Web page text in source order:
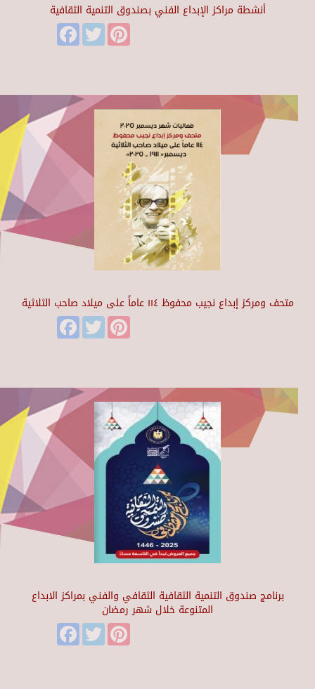
أنشطة مراكز الإبداع الفني بصندوق التنمية الثقافية
FacebookTwitter
متحف ومركز إبداع نجيب محفوظ ١١٤ عاماً على ميلاد صاحب الثلاثية
FacebookTwitter
برنامج صندوق التنمية الثقافية الثقافي والفني بمراكز الابداع
المتنوعة خلال شهر رمضان
FacebookTwitter